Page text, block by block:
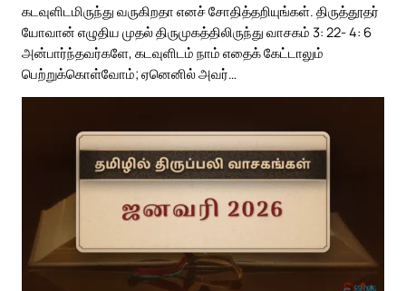
கடவுளிடமிருந்து வருகிறதா எனச் சோதித்தறியுங்கள். திருத்தூதர்
யோவான் எழுதிய முதல் திருமுகத்திலிருந்து வாசகம் 3: 22- 4: 6
அன்பார்ந்தவர்களே, கடவுளிடம் நாம் எதைக் கேட்டாலும்
பெற்றுக்கொள்வோம்; ஏனெனில் அவர்…